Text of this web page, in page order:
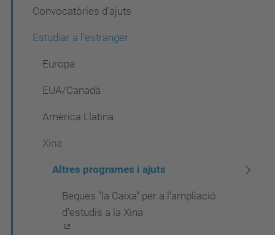
Convocatòries d'ajuts
Estudiar a l'estranger
Europa
EUA/Canadà
Amèrica Llatina
Xina
Altres programes i ajuts
Beques "la Caixa" per a l'ampliació
d'estudis a la Xina